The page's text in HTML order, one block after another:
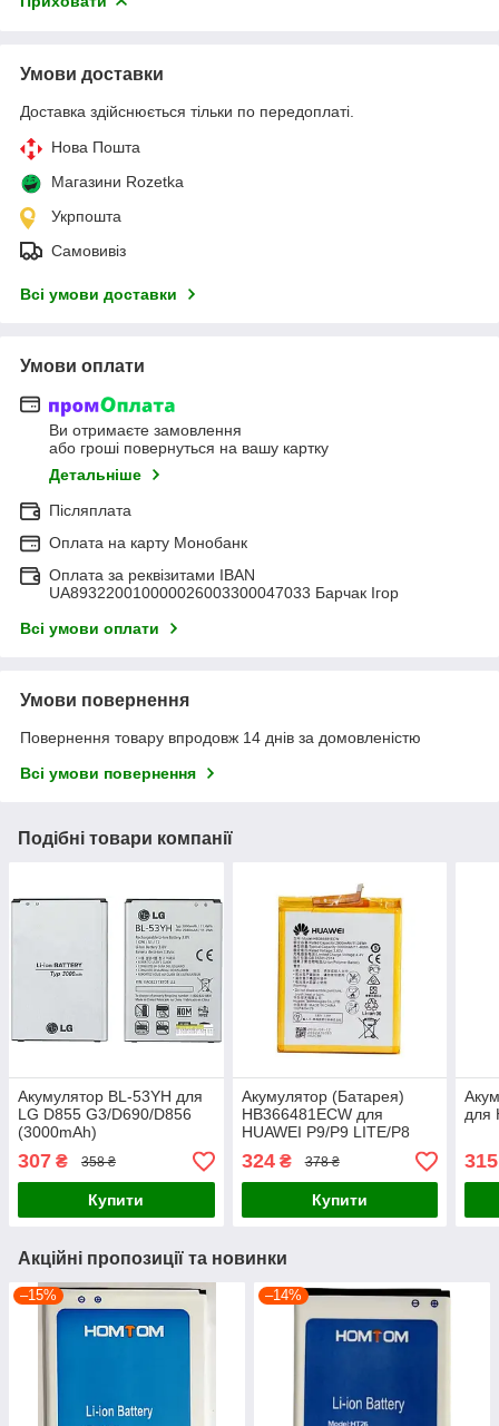
Умови доставки
Доставка здійснюється тільки по передоплаті.
Нова Пошта
Магазини Rozetka
Укрпошта
Самовивіз
Всі умови доставки
Умови оплати
Ви отримаєте замовлення
або гроші повернуться на вашу картку
Детальніше
Післяплата
Оплата на карту Монобанк
Оплата за реквізитами IBAN
UA893220010000026003300047033 Барчак Ігор
Всі умови оплати
Умови повернення
Повернення товару впродовж 14 днів за домовленістю
Всі умови повернення
Подібні товари компанії
Акумулятор BL-53YH для
LG D855 G3/D690/D856
(3000mAh)
307 ₴ 358 ₴
Купити
Акумулятор (Батарея)
HB366481ECW для
HUAWEI P9/P9 LITE/P8
(2018) 3000mAh
324₴ 378 ₴
Купити
для
315
Акційні пропозиції та новинки
–15% –14%